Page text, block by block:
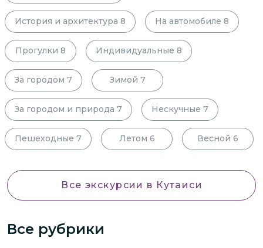
История и архитектура 8 На автомобиле 8
Прогулки 8 Индивидуальные 8
За городом 7 Зимой 7
За городом и природа 7 Нескучные 7
Пешеходные 7 Летом 6 Весной 6
Все экскурсии в Кутаиси
Все рубрики